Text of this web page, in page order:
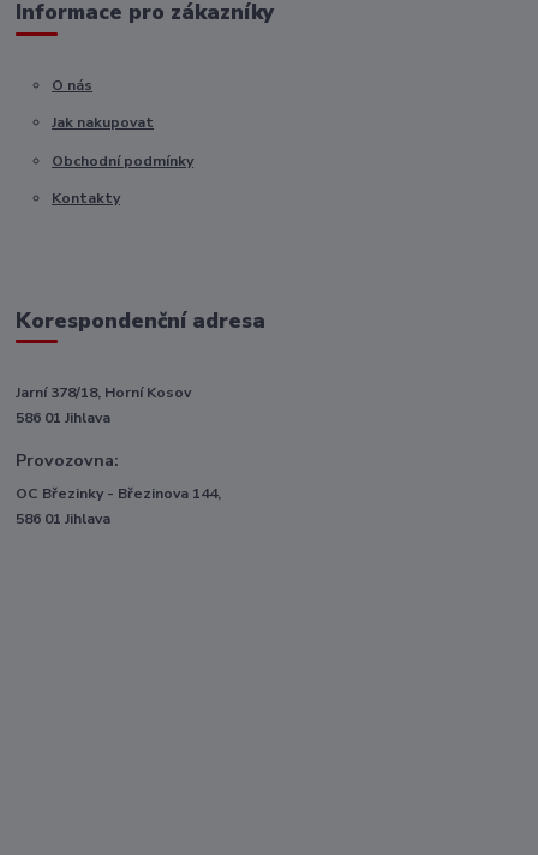
Informace pro zákazníky
O nás
Jak nakupovat
Obchodní podmínky
Kontakty
Korespondenční adresa
Jarní 378/18, Horní Kosov
586 01 Jihlava
Provozovna:
OC Březinky - Březinova 144,
586 01 Jihlava